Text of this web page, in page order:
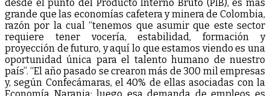
desde el punto del Producto Interno Bruto (PIB), es más
grande que las economías cafetera y minera de Colombia,
razón por la cual “tenemos que asumir que este sector
requiere tener vocería, estabilidad, formación y
proyección de futuro, y aquí lo que estamos viendo es una
oportunidad única para el talento humano de nuestro
país”. “El año pasado se crearon más de 300 mil empresas
y, según Confecámaras, el 40% de ellas asociadas con la